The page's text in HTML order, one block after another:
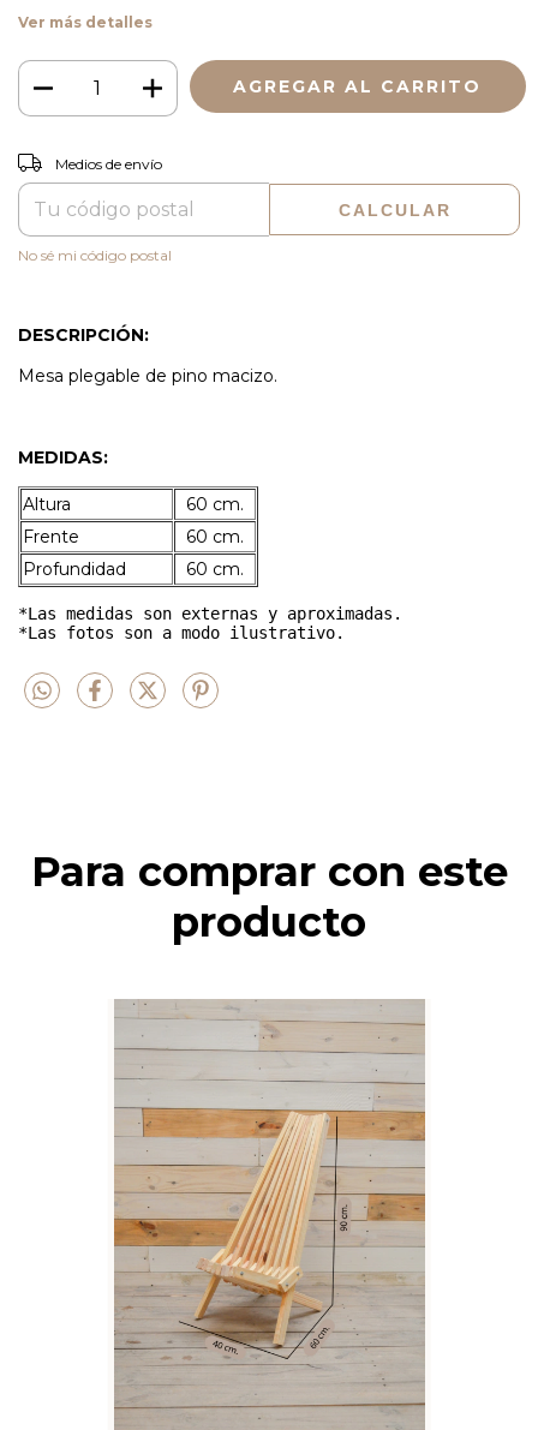
Ver más detalles
Entregas para el CP:
Medios de envío
CALCULAR
No sé mi código postal
DESCRIPCIÓN:
Mesa plegable de pino macizo.
MEDIDAS:
Altura
60 cm.
Frente
60 cm.
Profundidad
60 cm.
*Las medidas son externas y aproximadas.
*Las fotos son a modo ilustrativo.
Para comprar con este
producto